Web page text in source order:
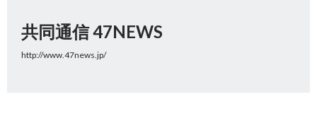
共同通信 47NEWS
http://www.47news.jp/